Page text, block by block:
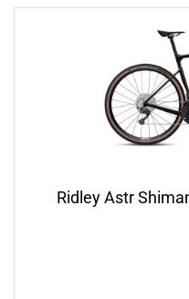
Ridley Astr